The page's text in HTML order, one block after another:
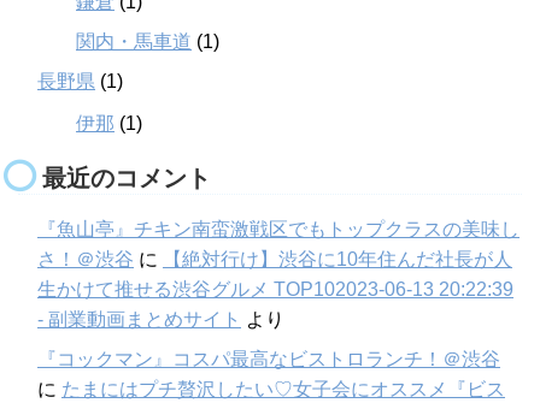
関内・馬車道 (1)
長野県 (1)
伊那 (1)
最近のコメント
『魚山亭』チキン南蛮激戦区でもトップクラスの美味し
さ！＠渋谷 に
【絶対行け】渋谷に10年住んだ社長が人
生かけて推せる渋谷グルメ TOP102023-06-13 20:22:39
- 副業動画まとめサイト より
『コックマン』コスパ最高なビストロランチ！＠渋谷
に たまにはプチ贅沢したい♡女子会にオススメ『ビス